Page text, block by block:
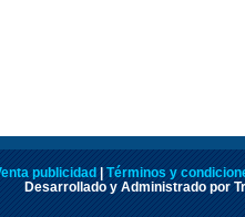
publicidad
Términos y
Desarrollado y Administrado por